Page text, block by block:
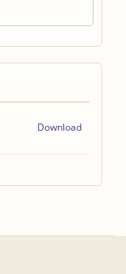
Download